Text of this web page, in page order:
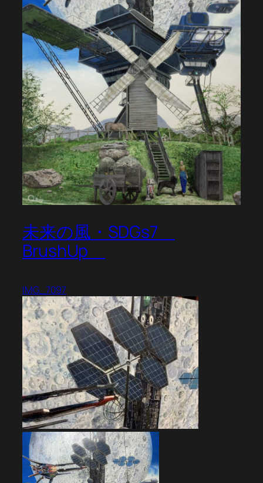
未来の風・SDGs7
BrushUp
IMG_7097